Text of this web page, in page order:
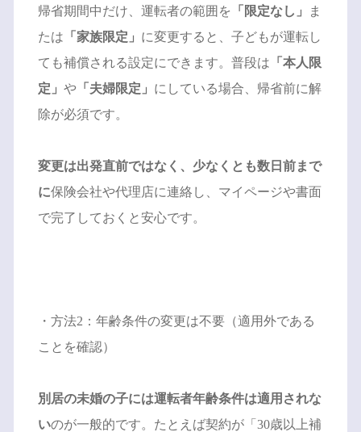
帰省期間中だけ、運転者の範囲を 「限定なし」
ま
たは 「家族限定」 に変更すると、子どもが運転し
ても補償される設定にできます。普段は 「本人限
定」 や「夫婦限定」 にしている場合、帰省前に解
除が必須です。
変更は出発直前ではなく、少なくとも数日前まで
に保険会社や代理店に連絡し、マイページや書面
で完了しておくと安心です。
・方法2：年齢条件の変更は不要（適用外である
ことを確認）
別居の未婚の子には運転者年齢条件は適用されな
いのが一般的です。たとえば契約が「30歳以上補